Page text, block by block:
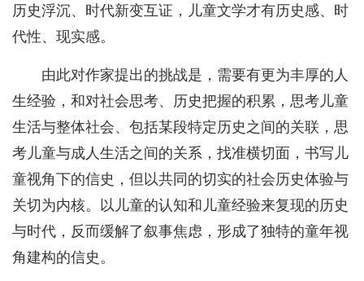
历史浮沉、时代新变互证，儿童文学才有历史感、时
代性、现实感。
由此对作家提出的挑战是，需要有更为丰厚的人
生经验，和对社会思考、历史把握的积累，思考儿童
生活与整体社会、包括某段特定历史之间的关联，思
考儿童与成人生活之间的关系，找准横切面，书写儿
童视角下的信史，但以共同的切实的社会历史体验与
关切为内核。以儿童的认知和儿童经验来复现的历史
与时代，反而缓解了叙事焦虑，形成了独特的童年视
角建构的信史。